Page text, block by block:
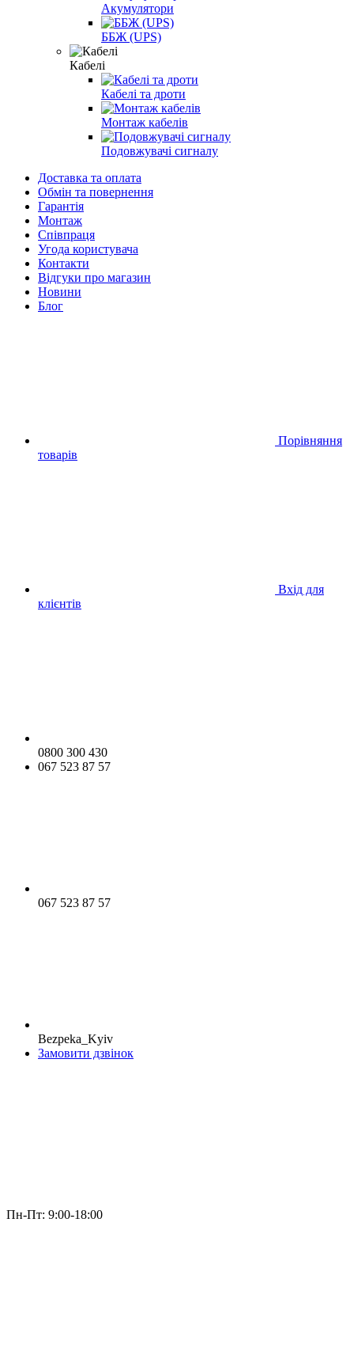
Акумулятори
ББЖ (UPS)
Кабелі
Кабелі та дроти
Монтаж кабелів
Подовжувачі сигналу
Доставка та оплата
Обмін та повернення
Гарантія
Монтаж
Співпраця
Угода користувача
Контакти
Відгуки про магазин
Новини
Блог
Порівняння
товарів
Вхід для
клієнтів
0800 300 430
067 523 87 57
067 523 87 57
Bezpeka_Kyiv
Замовити дзвінок
Пн-Пт: 9:00-18:00